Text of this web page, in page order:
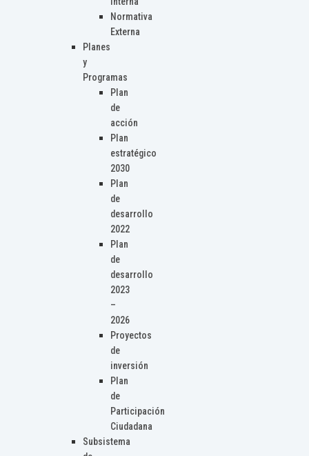
Normativa
Externa
Planes
y
Programas
Plan
de
acción
Plan
estratégico
2030
Plan
de
desarrollo
2022
Plan
de
desarrollo
2023
–
2026
Proyectos
de
inversión
Plan
de
Participación
Ciudadana
Subsistema